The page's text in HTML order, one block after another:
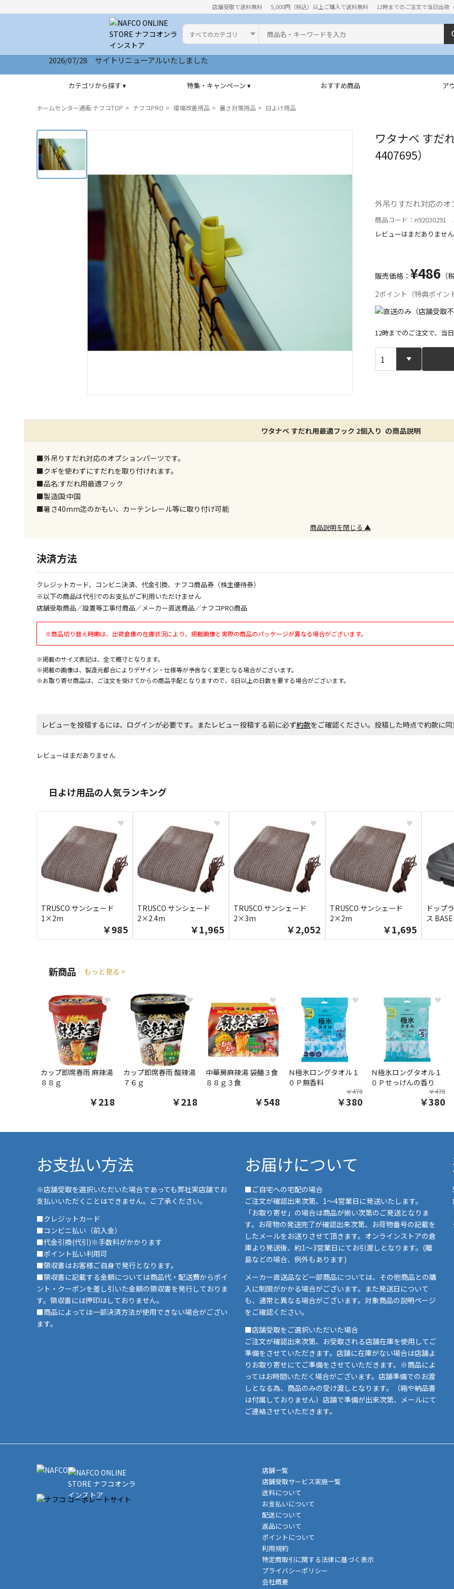
店舗受取で送料無料 5,000円（税込）以上ご購入で送料無料 12時までのご注文で当日出荷（
カテゴリ
検索キーワード
2026/07/28 サイトリニューアルいたしました
カテゴリから探す ▾ 特集・キャンペーン ▾ おすすめ商品 ア
ホームセンター通販 ナフコTOP ナフコPRO 環境改善用品 暑さ対策用品 日よけ用品
ワタナベ すだ
4407695）
外吊りすだれ対応のオ
商品コード：n92030291
レビューはまだありません
販売価格： ¥486 （
2ポイント（特典ポイン
宅配や店舗
特定の店舗
ん）
間をいただ
設置工事代
12時までのご注文で、当
ワタナベ すだれ用最適フック 2個入り の商品説明
■外吊りすだれ対応のオプションパーツです。
■クギを使わずにすだれを取り付けれます。
■品名:すだれ用最適フック
■製造国:中国
■暑さ40mm迄のかもい、カーテンレール等に取り付け可能
商品説明を閉じる ▲
決済方法
クレジットカード、コンビニ決済、代金引換、ナフコ商品券（株主優待券）
※以下の商品は代引でのお支払がご利用いただけません
店舗受取商品／設置等工事付商品／メーカー直送商品／ナフコPRO商品
※商品切り替え時期は、出荷倉庫の在庫状況により、掲載画像と実際の商品のパッケージが異なる場合がございます。
※掲載のサイズ表記は、全て概寸となります。
※掲載の画像は、製造元都合によりデザイン・仕様等が予告なく変更となる場合がございます。
※お取り寄せ商品は、ご注文を受けてからの商品手配となりますので、8日以上の日数を要する場合がございます。
レビューを投稿するには、ログインが必要です。またレビュー投稿する前に必ず約款をご確認ください。投稿した時点で約款
レビューはまだありません
日よけ用品の人気ランキング
♥
TRUSCO サンシェード
1×2m
￥985
♥
TRUSCO サンシェード
2×2.4m
￥1,965
♥
TRUSCO サンシェード
2×3m
￥2,052
♥
TRUSCO サンシェード
2×2m
￥1,695
ドップ
ス
新商品 もっと見る >
♥
カップ即席春雨 麻辣湯
８８ｇ
￥218
♥
カップ即席春雨 酸辣湯
７６ｇ
￥218
♥
中華房麻辣湯 袋麺３食
８８ｇ３食
￥548
♥
Ｎ極氷ロングタオル１
０Ｐ無香料
￥478
￥380
♥
Ｎ極氷ロングタオル１
０Ｐせっけんの香り
￥478
￥380
お支払い方法
※店舗受取を選択いただいた場合であっても弊社実店舗でお
支払いいただくことはできません。ご了承ください。
■クレジットカード
■コンビニ払い（前入金）
■代金引換(代引)※手数料がかかります
■ポイント払い利用可
■領収書はお客様ご自身で発行となります。
■領収書に記載する金額については商品代・配送費からポイ
ント・クーポンを差し引いた金額の領収書を発行しておりま
す。領収書には押印はしておりません。
■商品によっては一部決済方法が使用できない場合がござい
ます。
お届けについて
■ご自宅への宅配の場合
ご注文が確認出来次第、1～4営業日に発送いたします。
「お取り寄せ」の場合は商品が揃い次第のご発送となりま
す。お荷物の発送完了が確認出来次第、お荷物番号の記載を
したメールをお送りさせて頂きます。オンラインストアの倉
庫より発送後、約1～3営業日にてお引渡しとなります。(離
島などの場合、例外もあります)
メーカー直送品など一部商品については、その他商品との購
入に制限がかかる場合がございます。また発送日について
も、通常と異なる場合がございます。対象商品の説明ページ
をご確認ください。
■店舗受取をご選択いただいた場合
ご注文が確認出来次第、お受取される店舗在庫を使用してご
準備をさせていただきます。店舗に在庫がない場合は店舗よ
りお取り寄せにてご準備をさせていただきます。※商品によ
ってはお時間いただく場合がございます。店舗準備でのお渡
しとなる為、商品のみの受け渡しとなります。（箱や納品書
は付属しておりません）店舗で準備が出来次第、メールにて
ご連絡させていただきます。
店舗一覧
店舗受取サービス実施一覧
送料について
お支払いについて
配送について
返品について
ポイントについて
利用規約
特定商取引に関する法律に基づく表示
プライバシーポリシー
会社概要